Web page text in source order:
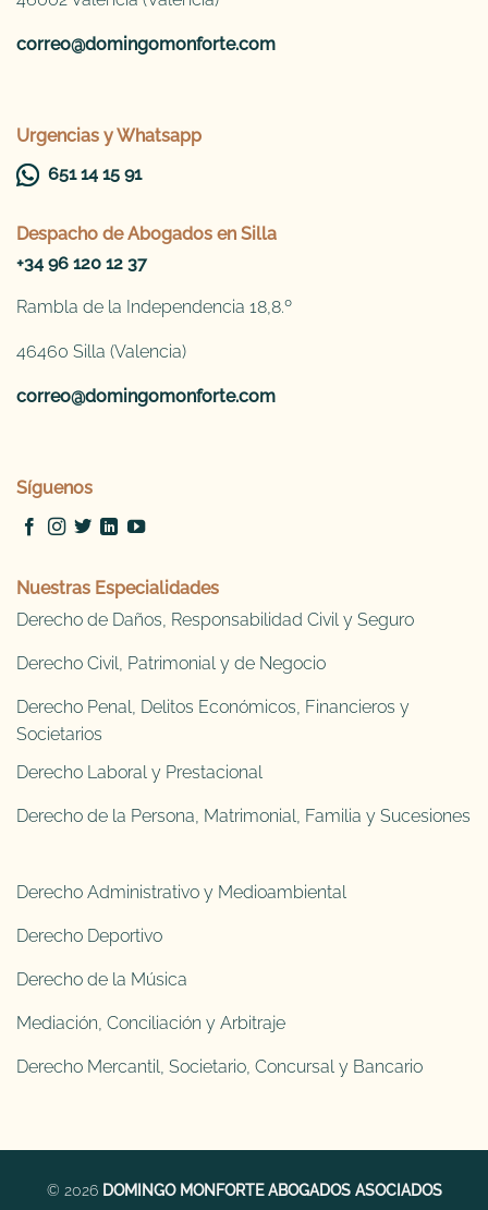
correo@domingomonforte.com
Urgencias y Whatsapp
651 14 15 91
Despacho de Abogados en Silla
+34 96 120 12 37
Rambla de la Independencia 18,8.º
46460 Silla (Valencia)
correo@domingomonforte.com
Síguenos
Nuestras Especialidades
Derecho de Daños, Responsabilidad Civil y Seguro
Derecho Civil, Patrimonial y de Negocio
Derecho Penal, Delitos Económicos, Financieros y
Societarios
Derecho Laboral y Prestacional
Derecho de la Persona, Matrimonial, Familia y Sucesiones
Derecho Administrativo y Medioambiental
Derecho Deportivo
Derecho de la Música
Mediación, Conciliación y Arbitraje
Derecho Mercantil, Societario, Concursal y Bancario
© 2026 DOMINGO MONFORTE ABOGADOS ASOCIADOS